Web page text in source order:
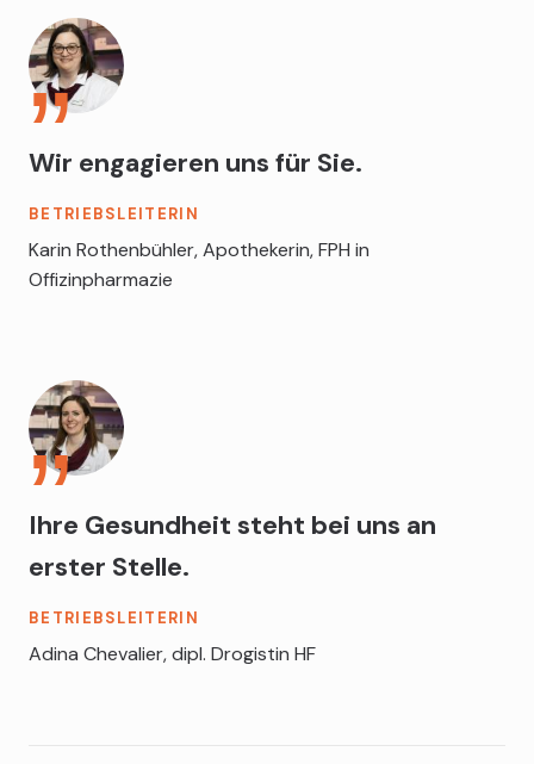
Wir engagieren uns für Sie.
BETRIEBSLEITERIN
Karin Rothenbühler, Apothekerin, FPH in
Offizinpharmazie
Ihre Gesundheit steht bei uns an
erster Stelle.
BETRIEBSLEITERIN
Adina Chevalier, dipl. Drogistin HF